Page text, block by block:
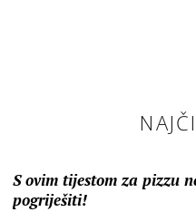
S ovim tijestom za pizzu
pogriješiti!